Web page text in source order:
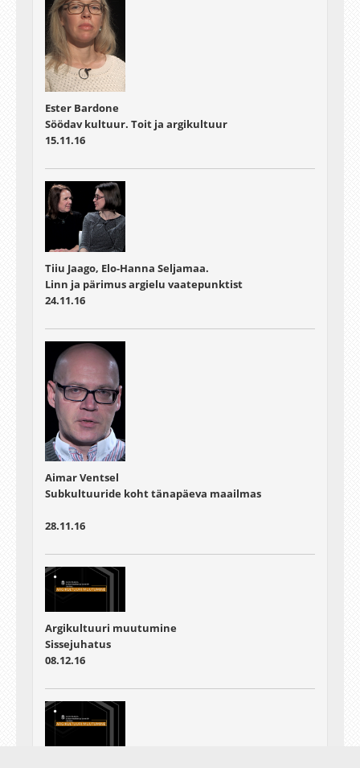
Ester Bardone
Söödav kultuur. Toit ja argikultuur
15.11.16
Tiiu Jaago, Elo-Hanna Seljamaa.
Linn ja pärimus argielu vaatepunktist
24.11.16
Aimar Ventsel
Subkultuuride koht tänapäeva maailmas
28.11.16
Argikultuuri muutumine
Sissejuhatus
08.12.16